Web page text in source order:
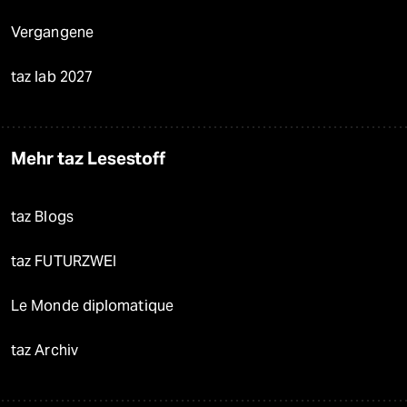
Vergangene
taz lab 2027
Mehr taz Lesestoff
taz Blogs
taz FUTURZWEI
Le Monde diplomatique
taz Archiv